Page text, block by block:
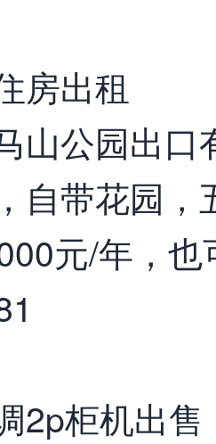
出租
公园出口
自带花园
元/年，
柜机出售